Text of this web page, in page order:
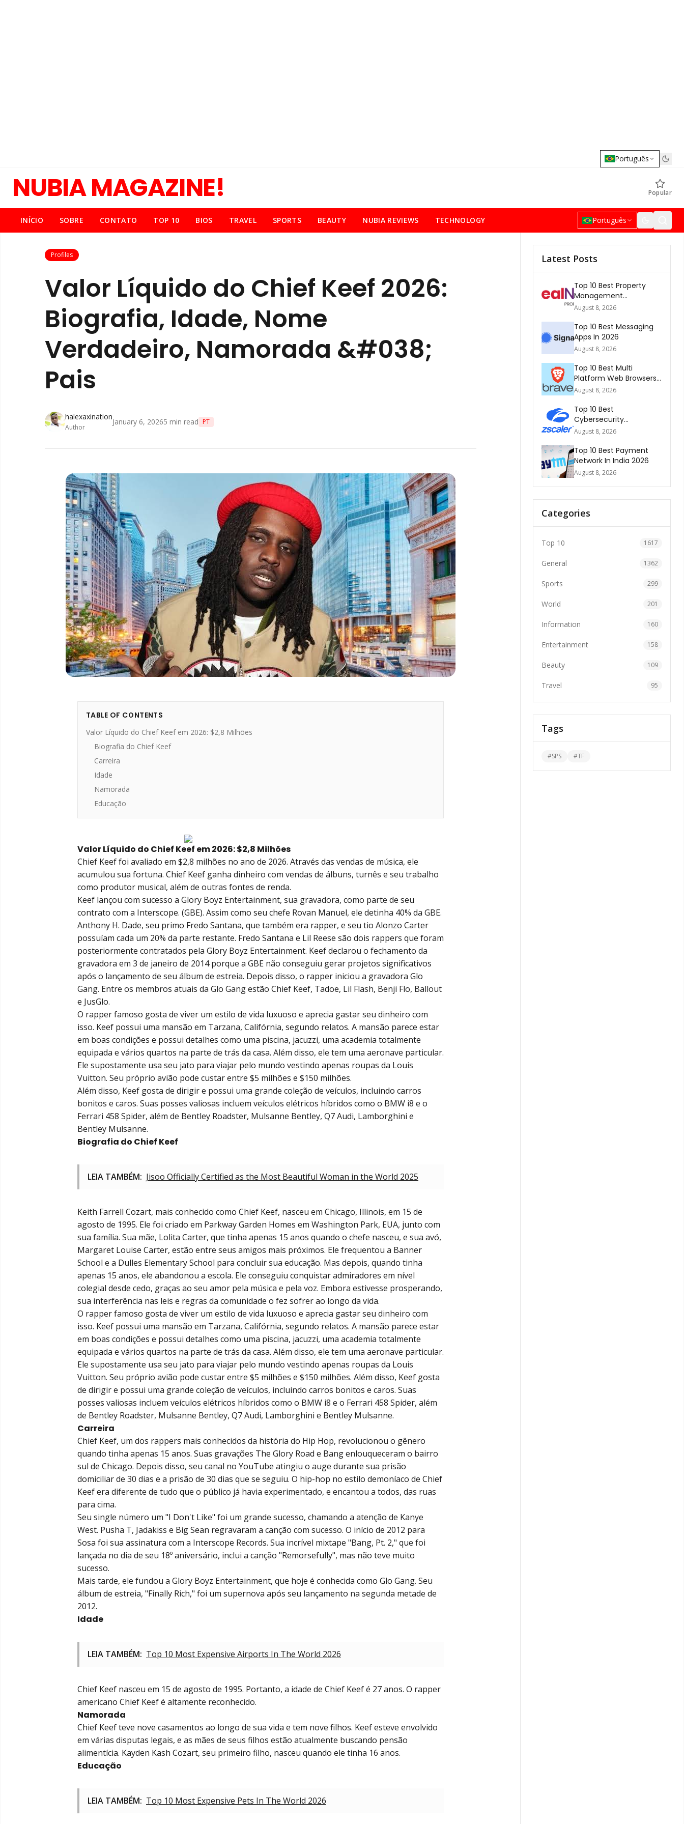
Português
NUBIA MAGAZINE! Popular
INÍCIO SOBRE CONTATO TOP 10 BIOS TRAVEL SPORTS BEAUTY NUBIA REVIEWS TECHNOLOGY Português
Profiles
Valor Líquido do Chief Keef 2026:
Biografia, Idade, Nome
Verdadeiro, Namorada &#038;
Pais
halexaxination
Author
January 6, 20265 min read PT
TABLE OF CONTENTS
Valor Líquido do Chief Keef em 2026: $2,8 Milhões
Biografia do Chief Keef
Carreira
Idade
Namorada
Educação
Valor Líquido do Chief Keef em 2026: $2,8 Milhões
Chief Keef foi avaliado em $2,8 milhões no ano de 2026. Através das vendas de música, ele
acumulou sua fortuna. Chief Keef ganha dinheiro com vendas de álbuns, turnês e seu trabalho
como produtor musical, além de outras fontes de renda.
Keef lançou com sucesso a Glory Boyz Entertainment, sua gravadora, como parte de seu
contrato com a Interscope. (GBE). Assim como seu chefe Rovan Manuel, ele detinha 40% da GBE.
Anthony H. Dade, seu primo Fredo Santana, que também era rapper, e seu tio Alonzo Carter
possuíam cada um 20% da parte restante. Fredo Santana e Lil Reese são dois rappers que foram
posteriormente contratados pela Glory Boyz Entertainment. Keef declarou o fechamento da
gravadora em 3 de janeiro de 2014 porque a GBE não conseguiu gerar projetos significativos
após o lançamento de seu álbum de estreia. Depois disso, o rapper iniciou a gravadora Glo
Gang. Entre os membros atuais da Glo Gang estão Chief Keef, Tadoe, Lil Flash, Benji Flo, Ballout
e JusGlo.
O rapper famoso gosta de viver um estilo de vida luxuoso e aprecia gastar seu dinheiro com
isso. Keef possui uma mansão em Tarzana, Califórnia, segundo relatos. A mansão parece estar
em boas condições e possui detalhes como uma piscina, jacuzzi, uma academia totalmente
equipada e vários quartos na parte de trás da casa. Além disso, ele tem uma aeronave particular.
Ele supostamente usa seu jato para viajar pelo mundo vestindo apenas roupas da Louis
Vuitton. Seu próprio avião pode custar entre $5 milhões e $150 milhões.
Além disso, Keef gosta de dirigir e possui uma grande coleção de veículos, incluindo carros
bonitos e caros. Suas posses valiosas incluem veículos elétricos híbridos como o BMW i8 e o
Ferrari 458 Spider, além de Bentley Roadster, Mulsanne Bentley, Q7 Audi, Lamborghini e
Bentley Mulsanne.
Biografia do Chief Keef
LEIA TAMBÉM: Jisoo Officially Certified as the Most Beautiful Woman in the World 2025
Keith Farrell Cozart, mais conhecido como Chief Keef, nasceu em Chicago, Illinois, em 15 de
agosto de 1995. Ele foi criado em Parkway Garden Homes em Washington Park, EUA, junto com
sua família. Sua mãe, Lolita Carter, que tinha apenas 15 anos quando o chefe nasceu, e sua avó,
Margaret Louise Carter, estão entre seus amigos mais próximos. Ele frequentou a Banner
School e a Dulles Elementary School para concluir sua educação. Mas depois, quando tinha
apenas 15 anos, ele abandonou a escola. Ele conseguiu conquistar admiradores em nível
colegial desde cedo, graças ao seu amor pela música e pela voz. Embora estivesse prosperando,
sua interferência nas leis e regras da comunidade o fez sofrer ao longo da vida.
O rapper famoso gosta de viver um estilo de vida luxuoso e aprecia gastar seu dinheiro com
isso. Keef possui uma mansão em Tarzana, Califórnia, segundo relatos. A mansão parece estar
em boas condições e possui detalhes como uma piscina, jacuzzi, uma academia totalmente
equipada e vários quartos na parte de trás da casa. Além disso, ele tem uma aeronave particular.
Ele supostamente usa seu jato para viajar pelo mundo vestindo apenas roupas da Louis
Vuitton. Seu próprio avião pode custar entre $5 milhões e $150 milhões. Além disso, Keef gosta
de dirigir e possui uma grande coleção de veículos, incluindo carros bonitos e caros. Suas
posses valiosas incluem veículos elétricos híbridos como o BMW i8 e o Ferrari 458 Spider, além
de Bentley Roadster, Mulsanne Bentley, Q7 Audi, Lamborghini e Bentley Mulsanne.
Carreira
Chief Keef, um dos rappers mais conhecidos da história do Hip Hop, revolucionou o gênero
quando tinha apenas 15 anos. Suas gravações The Glory Road e Bang enlouqueceram o bairro
sul de Chicago. Depois disso, seu canal no YouTube atingiu o auge durante sua prisão
domiciliar de 30 dias e a prisão de 30 dias que se seguiu. O hip-hop no estilo demoníaco de Chief
Keef era diferente de tudo que o público já havia experimentado, e encantou a todos, das ruas
para cima.
Seu single número um "I Don't Like" foi um grande sucesso, chamando a atenção de Kanye
West. Pusha T, Jadakiss e Big Sean regravaram a canção com sucesso. O início de 2012 para
Sosa foi sua assinatura com a Interscope Records. Sua incrível mixtape "Bang, Pt. 2," que foi
lançada no dia de seu 18º aniversário, inclui a canção "Remorsefully", mas não teve muito
sucesso.
Mais tarde, ele fundou a Glory Boyz Entertainment, que hoje é conhecida como Glo Gang. Seu
álbum de estreia, "Finally Rich," foi um supernova após seu lançamento na segunda metade de
2012.
Idade
LEIA TAMBÉM: Top 10 Most Expensive Airports In The World 2026
Chief Keef nasceu em 15 de agosto de 1995. Portanto, a idade de Chief Keef é 27 anos. O rapper
americano Chief Keef é altamente reconhecido.
Namorada
Chief Keef teve nove casamentos ao longo de sua vida e tem nove filhos. Keef esteve envolvido
em várias disputas legais, e as mães de seus filhos estão atualmente buscando pensão
alimentícia. Kayden Kash Cozart, seu primeiro filho, nasceu quando ele tinha 16 anos.
Educação
LEIA TAMBÉM: Top 10 Most Expensive Pets In The World 2026
Latest Posts
Top 10 Best Property
Management
Companies In South
August 8, 2026
Top 10 Best Messaging
Apps In 2026
August 8, 2026
Top 10 Best Multi
Platform Web Browsers
In The world 2026
August 8, 2026
Top 10 Best
Cybersecurity
Companies In America
August 8, 2026
Top 10 Best Payment
Network In India 2026
August 8, 2026
Categories
Top 10 1617
General 1362
Sports 299
World 201
Information 160
Entertainment 158
Beauty 109
Travel 95
Tags
#SPS #TF